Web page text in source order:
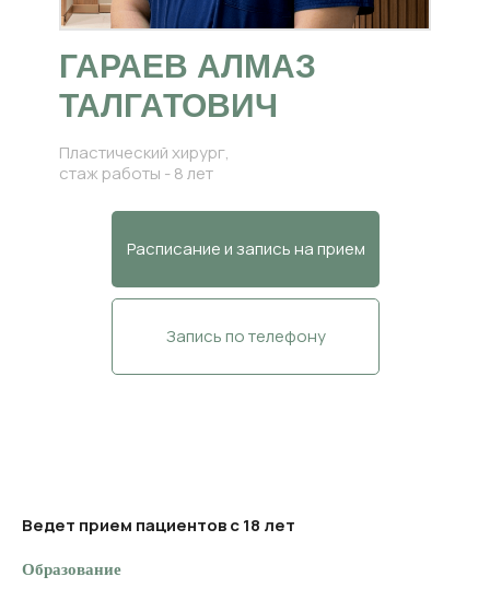
Пластический хирург,
стаж работы - 8 лет
ГАРАЕВ АЛМАЗ
ТАЛГАТОВИЧ
Расписание и запись на прием
Запись по телефону
Ведет прием пациентов с 18 лет
Образование